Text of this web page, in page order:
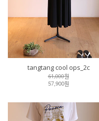
tangtang cool ops_2c
61,000원
57,900원